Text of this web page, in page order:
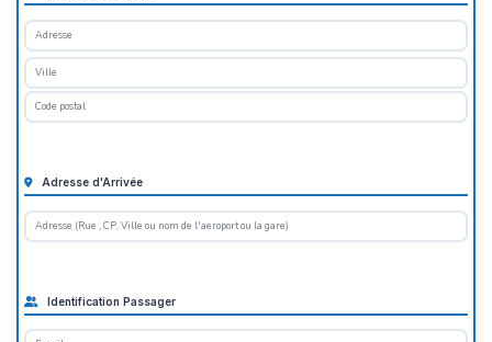
Adresse d'Arrivée
Identification Passager